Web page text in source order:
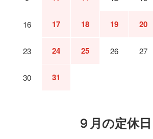
16 17 18 19 20
23 24 25 26 27
30 31
９月の定休日